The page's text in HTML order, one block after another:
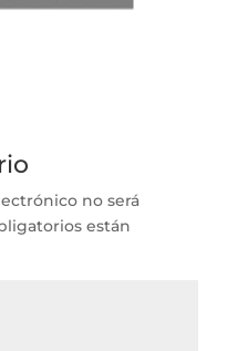
no será
están